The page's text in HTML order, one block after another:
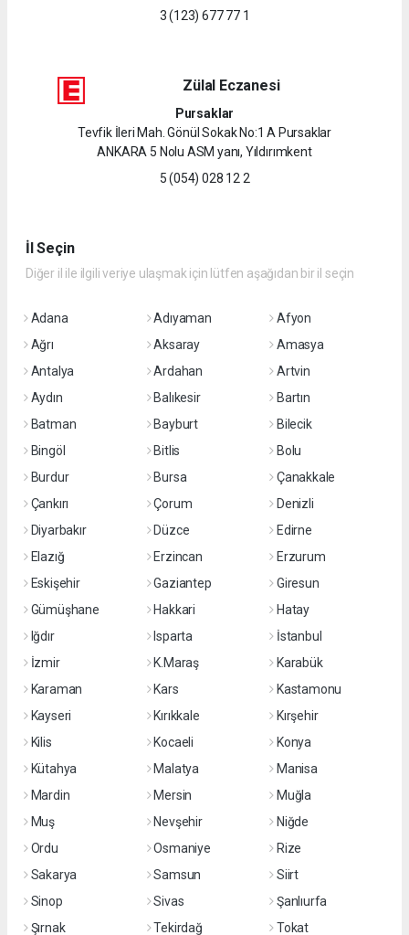
3 (123) 677 77 1
Zülal Eczanesi
Pursaklar
Tevfik İleri Mah. Gönül Sokak No:1 A Pursaklar
ANKARA 5 Nolu ASM yanı, Yıldırımkent
5 (054) 028 12 2
İl Seçin
Diğer il ile ilgili veriye ulaşmak için lütfen aşağıdan bir il seçin
Adana Adıyaman
Afyon
Ağrı
Aksaray
Amasya
Antalya
Ardahan
Artvin
Aydın
Balıkesir
Bartın
Batman
Bayburt
Bilecik
Bingöl
Bitlis
Bolu
Burdur
Bursa
Çanakkale
Çankırı
Çorum
Denizli
Diyarbakır
Düzce
Edirne
Elazığ
Erzincan
Erzurum
Eskişehir
Gaziantep
Giresun
Gümüşhane
Hakkari
Hatay
Iğdır
Isparta
İstanbul
İzmir
K.Maraş
Karabük
Karaman
Kars
Kastamonu
Kayseri
Kırıkkale
Kırşehir
Kilis
Kocaeli
Konya
Kütahya
Malatya
Manisa
Mardin
Mersin
Muğla
Muş
Nevşehir
Niğde
Ordu
Osmaniye
Rize
Sakarya
Samsun
Siirt
Sinop
Sivas
Şanlıurfa
Şırnak
Tekirdağ Tokat